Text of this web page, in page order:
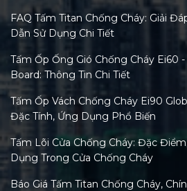
FAQ Tấm Titan Chống Cháy: Giải
Dẫn Sử Dụng Chi Tiết
Tấm Ốp Ống Gió Chống Cháy Ei60 -
Board: Thông Tin Chi Tiết
Tấm Ốp Vách Chống Cháy Ei90
Đặc Tính, Ứng Dụng Phổ Biến
Tấm Lõi Cửa Chống Cháy: Đặc
Dụng Trong Cửa Chống Cháy
Báo Giá Tấm Titan Chống Cháy,